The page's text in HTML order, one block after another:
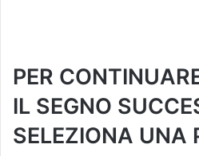
PER
IL SEGNO
SELEZIONA UNA